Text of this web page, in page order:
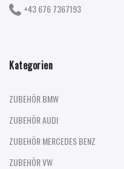
+43 676 7367193
Kategorien
ZUBEHÖR BMW
ZUBEHÖR AUDI
ZUBEHÖR MERCEDES BENZ
ZUBEHÖR VW